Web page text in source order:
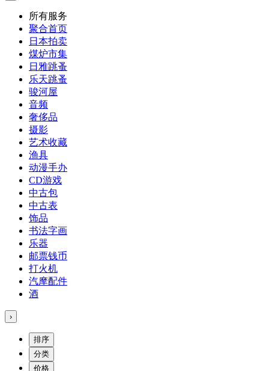
所有服务
聚合首页
日本拍卖
煤炉市集
日雅跳蚤
乐天跳蚤
骏河屋
音频
奢侈品
摄影
艺术收藏
渔具
动漫手办
CD游戏
中古包
中古表
饰品
书法字画
乐器
邮票钱币
打火机
汽摩配件
酒
›
排序
分类
价格